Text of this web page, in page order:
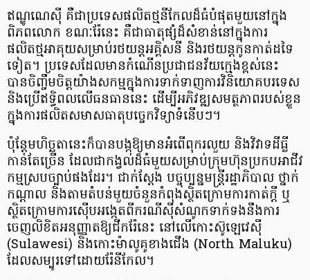
ឥណ្ឌូណេស៊ី គឺជាប្រទេសផលិតថ្មនីកែលដ៏ធំបំផុតមួយនៅក្នុង
ពិភពលោក ខណៈរ៉ែនេះ គឺជាធាតុផ្សំដ៏សំខាន់នៅក្នុងការ
ផលិតថ្មអាគុយសម្រាប់រថយន្តអគ្គិសនី និងរថយន្តកូនកាត់ដទៃ
ទៀត។ ប្រទេសដែលមានកំណើនប្រជាជនវ័យក្មេងខ្ពស់នេះ
បានចិញ្ចឹមចិត្តយ៉ាងសកម្មក្នុងការទាក់ទាញការវិនិយោគ​បរទេស
និងប្រើឥទ្ធិពលលើធនធាននេះ ដើម្បីអភិវឌ្ឍសមត្ថភាពរបស់ខ្លួន
ក្នុងការផលិតសមាសធាតុបច្ចេកវិទ្យាទំនើបៗ។
ប៉ុន្តែមហិច្ឆតានេះក៏បានបង្កឱ្យមានអំពើពុករលួយ និងវិវាទដីធ្លី
កាន់តែច្រើន ដែលជាកង្វល់ដ៏ធំមួយសម្រាប់ក្រុមហ៊ុនប្រកបអាជីវ
កម្មស្របច្បាប់ផងដែរ។ ជាក់ស្ដែង បច្ចុប្បន្នមន្ត្រីរដ្ឋាភិបាល ថ្នាក់
កណ្តាល និងតាមតំបន់មួយចំនួនកំពុងស្ថិតក្រោមការកាត់ក្តី ឬ
ស្ថិតក្រោមការស៊ើបអង្កេតពីករណីស៊ីសំណូកទាក់ទងនឹងការ
ចេញលិខិតអនុញ្ញាតឱ្យជីករ៉ែនេះ នៅលើកោះស៊ូឡេវេស៊ី
(Sulawesi) និងកោះម៉ាលូគូខាងជើង (North Maluku)
ដែលសម្បូរទៅដោយរ៉ែនីកែល។